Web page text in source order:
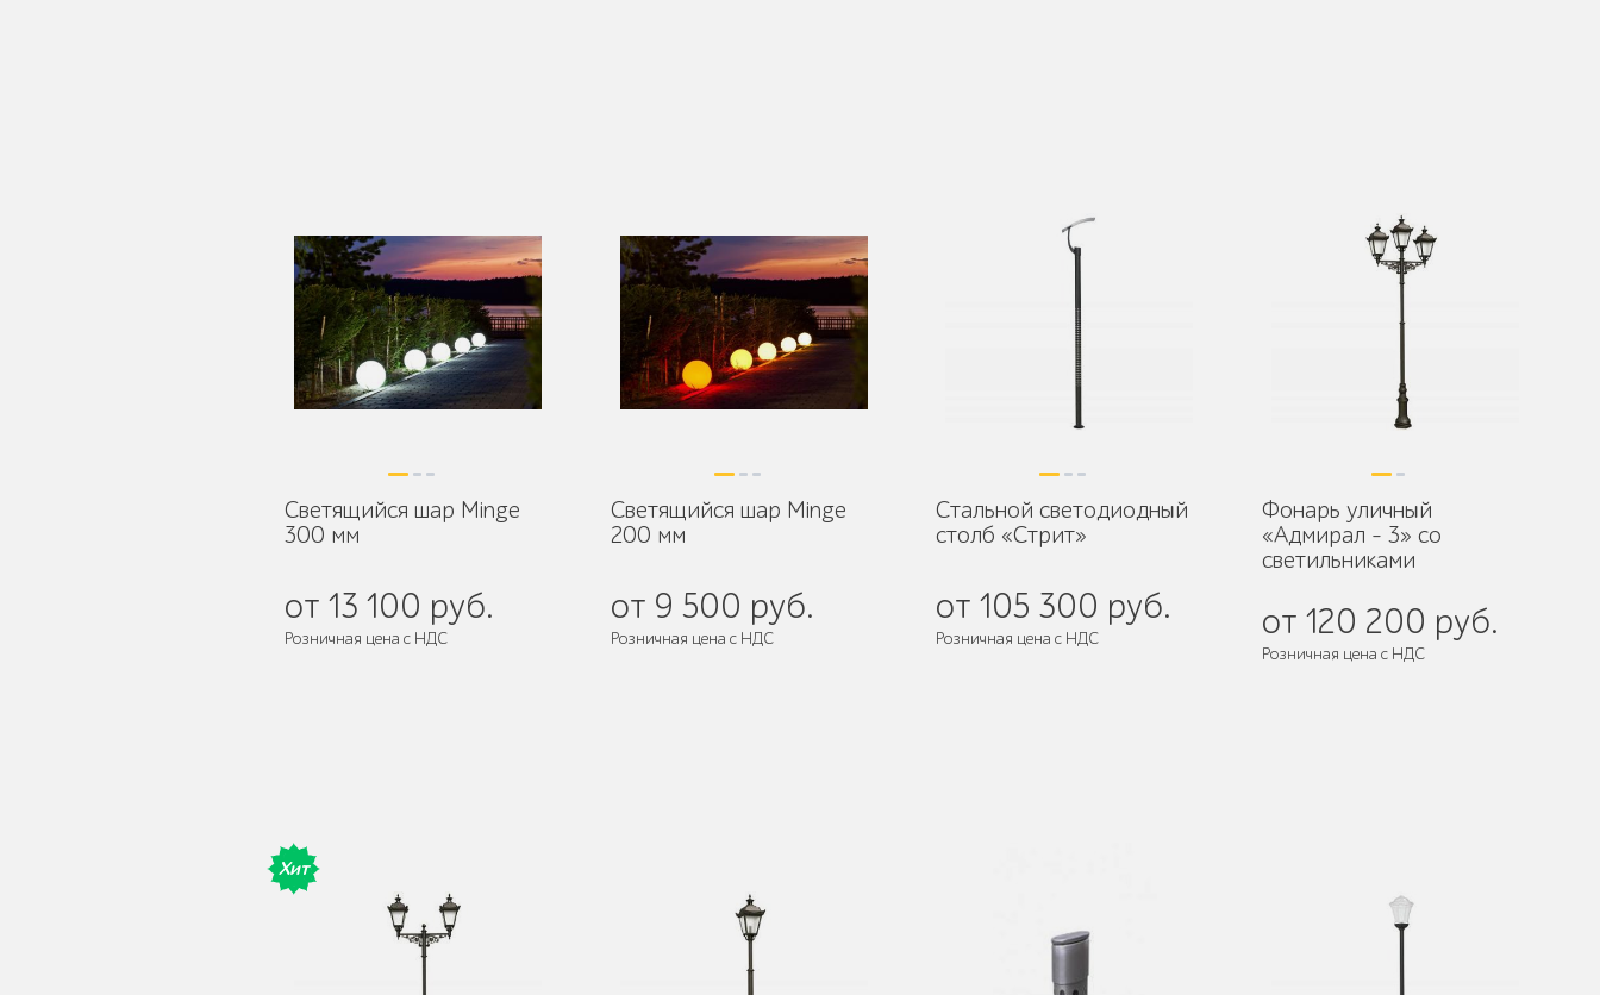
Светящийся шар Minge
300 мм
от 13 100 руб.
Розничная цена с НДС
Светящийся шар Minge
200 мм
от 9 500 руб.
Розничная цена с НДС
Стальной светодиодный
столб «Стрит»
от 105 300 руб.
Розничная цена с НДС
Фонарь уличный
«Адмирал - 3» со
светильниками
от 120 200 руб.
Розничная цена с НДС
Хит